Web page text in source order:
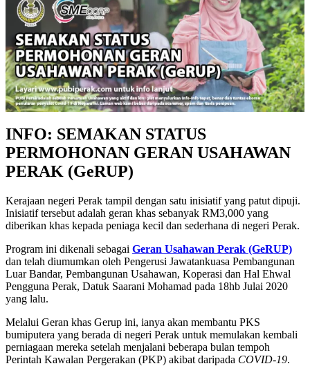
INFO: SEMAKAN STATUS
PERMOHONAN GERAN USAHAWAN
PERAK (GeRUP)
Kerajaan negeri Perak tampil dengan satu inisiatif yang patut dipuji.
Inisiatif tersebut adalah geran khas sebanyak RM3,000 yang
diberikan khas kepada peniaga kecil dan sederhana di negeri Perak.
Program ini dikenali sebagai Geran Usahawan Perak (GeRUP)
dan telah diumumkan oleh Pengerusi Jawatankuasa Pembangunan
Luar Bandar, Pembangunan Usahawan, Koperasi dan Hal Ehwal
Pengguna Perak, Datuk Saarani Mohamad pada 18hb Julai 2020
yang lalu.
Melalui Geran khas Gerup ini, ianya akan membantu PKS
bumiputera yang berada di negeri Perak untuk memulakan kembali
perniagaan mereka setelah menjalani beberapa bulan tempoh
Perintah Kawalan Pergerakan (PKP) akibat daripada COVID-19.